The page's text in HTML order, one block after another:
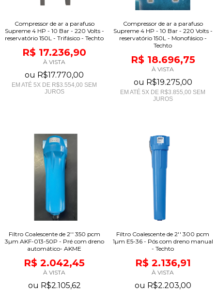
Compressor de ar a parafuso
Supreme 4 HP - 10 Bar - 220 Volts -
reservatório 150L - Trifásico - Techto
R$ 17.236,90
À VISTA
ou R$17.770,00
EM ATÉ 5X DE R$3.554,00 SEM
JUROS
Compressor de ar a parafuso
Supreme 4 HP - 10 Bar - 220 Volts -
reservatório 150L - Monofásico -
Techto
R$ 18.696,75
À VISTA
ou R$19.275,00
EM ATÉ 5X DE R$3.855,00 SEM
JUROS
Filtro Coalescente de 2'' 350 pcm
3µm AKF-013-50P - Pré com dreno
automático- AKME
R$ 2.042,45
À VISTA
ou R$2.105,62
Filtro Coalescente de 2'' 300 pcm
1µm E5-36 - Pós com dreno manual
- Techto
R$ 2.136,91
À VISTA
ou R$2.203,00